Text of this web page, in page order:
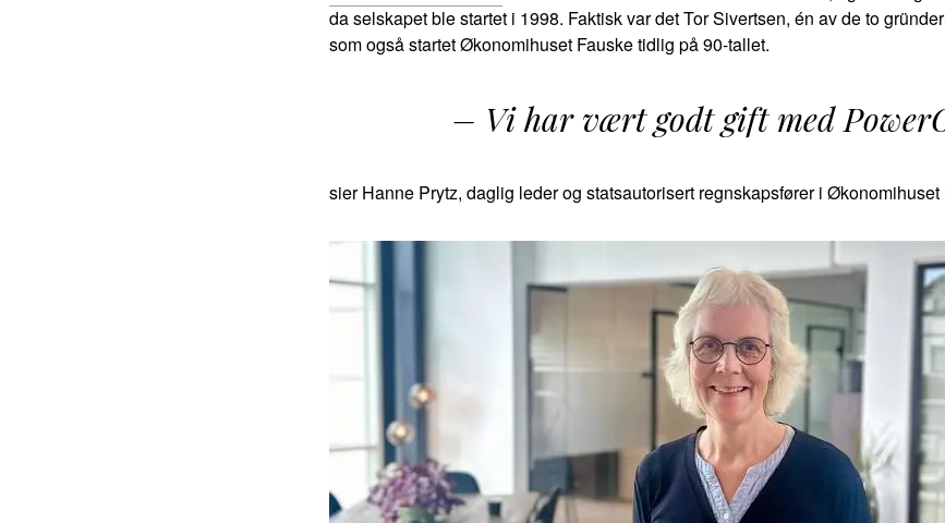
da selskapet ble startet i 1998. Faktisk var det Tor Sivertsen, én av de to
som også startet Økonomihuset Fauske tidlig på 90-tallet.
– Vi har vært godt gift med
sier Hanne Prytz, daglig leder og statsautorisert regnskapsfører i Økonomihuset